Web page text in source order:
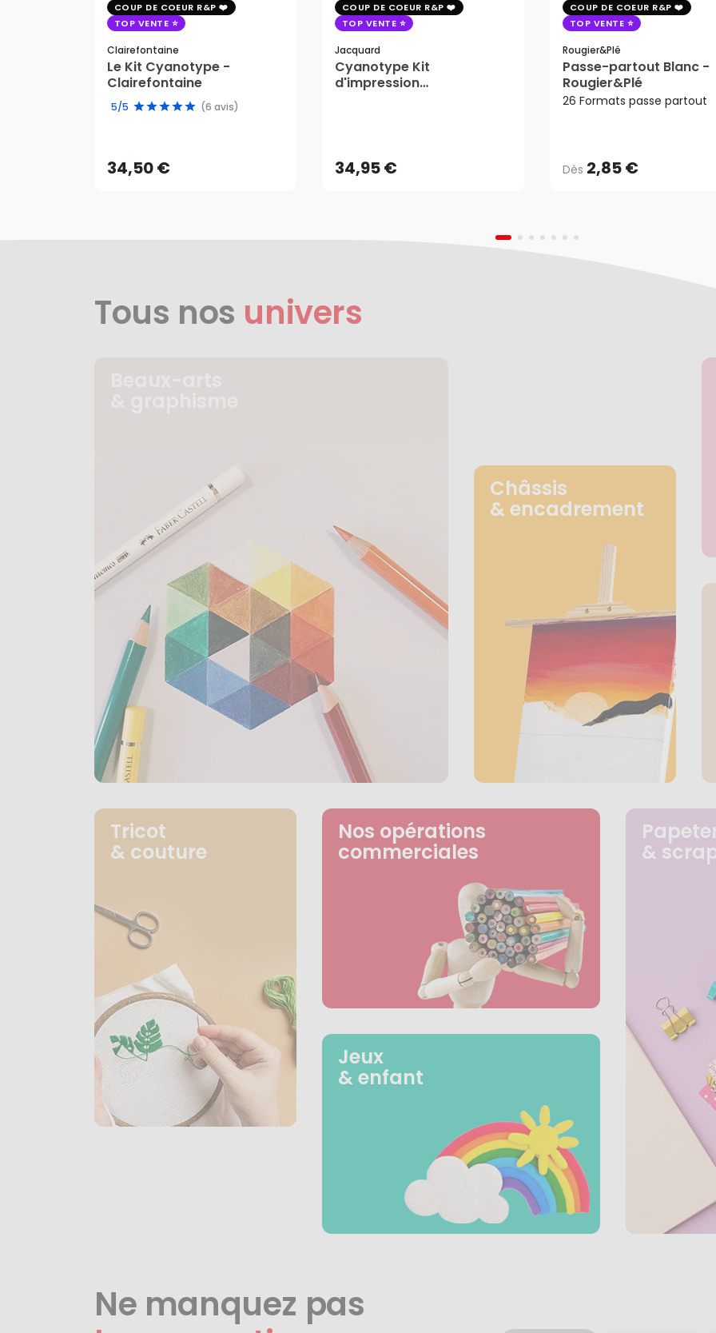
COUP DE COEUR R&P
TOP VENTE
Clairefontaine
Le Kit Cyanotype -
Clairefontaine
5/5 (6 avis)
34,50 €AJOUTER AU PANIER
COUP DE COEUR R&P
TOP VENTE
Jacquard
Cyanotype Kit
d'impression
34,95 €AJOUTER AU PANIER
COUP DE COEUR R&P
TOP VENTE
Rougier&plé
Passe-partout Blanc -
Rougier&Plé
26 Formats passe partout
Dès 2,85 €
2,85 €
Tous nos univers
Châssis
& encadrement
Tricot
& couture
Nos opérations
commerciales
Jeux
& enfant
&
Ne manquez pas